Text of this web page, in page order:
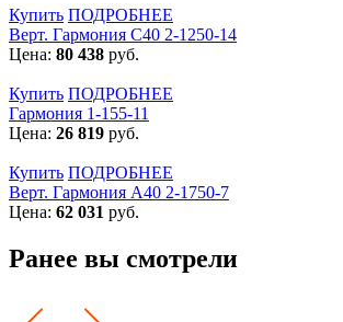
Купить ПОДРОБНЕЕ
Верт. Гармония С40 2-1250-14
Цена: 80 438 руб.
Купить ПОДРОБНЕЕ
Гармония 1-155-11
Цена: 26 819 руб.
Купить ПОДРОБНЕЕ
Верт. Гармония А40 2-1750-7
Цена: 62 031 руб.
Ранее вы смотрели